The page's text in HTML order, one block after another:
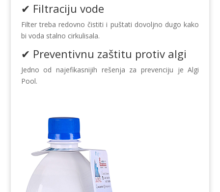
✔ Filtraciju vode
Filter treba redovno čistiti i puštati dovoljno dugo kako
bi voda stalno cirkulisala.
✔ Preventivnu zaštitu protiv algi
Jedno od najefikasnijih rešenja za prevenciju je Algi
Pool.